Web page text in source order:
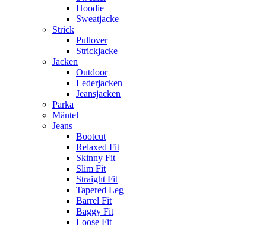
Hoodie
Sweatjacke
Strick
Pullover
Strickjacke
Jacken
Outdoor
Lederjacken
Jeansjacken
Parka
Mäntel
Jeans
Bootcut
Relaxed Fit
Skinny Fit
Slim Fit
Straight Fit
Tapered Leg
Barrel Fit
Baggy Fit
Loose Fit